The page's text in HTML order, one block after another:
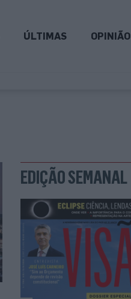
ÚLTIMAS OPINIÃO
EDIÇÃO SEMANAL